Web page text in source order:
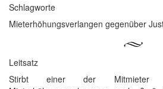
Schlagworte
Mieterhöhungsverlangen gegenüber
Leitsatz
Stirbt einer der Mitmieter